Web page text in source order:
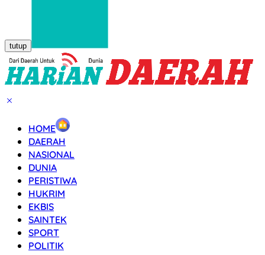
tutup
HOME
DAERAH
NASIONAL
DUNIA
PERISTIWA
HUKRIM
EKBIS
SAINTEK
SPORT
POLITIK